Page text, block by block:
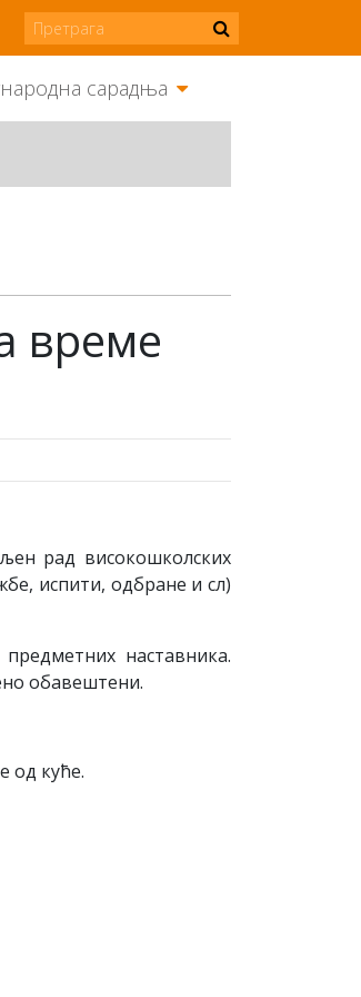
сарадња
време
рад високошколских
испити, одбране и сл)
наставника.
обавештени.
од куће.